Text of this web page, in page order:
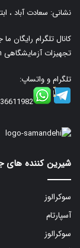
نشانی: سعادت آباد ،
کانال تلگرام رایگان
تجهیزات آزمایشگاهی
تلگرام و واتساپ:
شیرین کننده های
سوکرالوز
آسپارتام
سوکرالوز